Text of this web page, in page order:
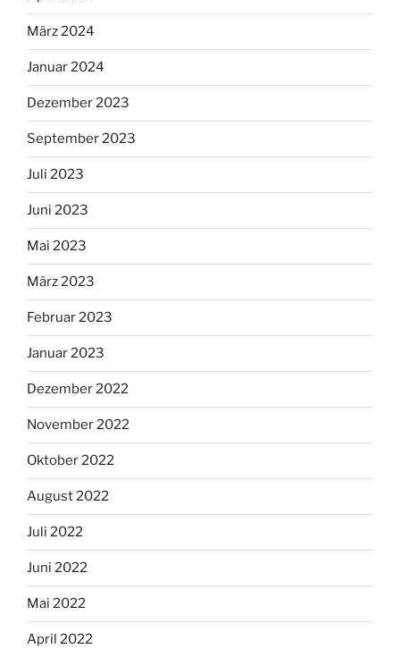
März 2024
Januar 2024
Dezember 2023
September 2023
Juli 2023
Juni 2023
Mai 2023
März 2023
Februar 2023
Januar 2023
Dezember 2022
November 2022
Oktober 2022
August 2022
Juli 2022
Juni 2022
Mai 2022
April 2022